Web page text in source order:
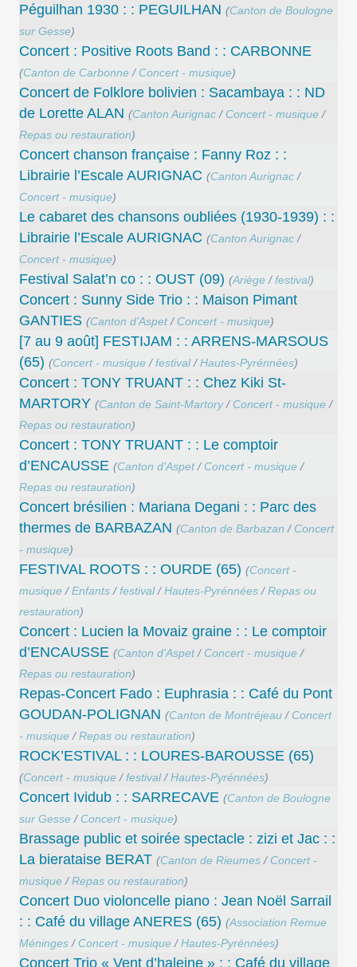
Péguilhan 1930 : : PEGUILHAN (Canton de Boulogne
sur Gesse)
Concert : Positive Roots Band : : CARBONNE
(Canton de Carbonne / Concert - musique)
Concert de Folklore bolivien : Sacambaya : : ND
de Lorette ALAN (Canton Aurignac / Concert - musique /
Repas ou restauration)
Concert chanson française : Fanny Roz : :
Librairie l’Escale AURIGNAC (Canton Aurignac /
Concert - musique)
Le cabaret des chansons oubliées (1930-1939) : :
Librairie l’Escale AURIGNAC (Canton Aurignac /
Concert - musique)
Festival Salat’n co : : OUST (09) (Ariège /festival)
Concert : Sunny Side Trio : : Maison Pimant
GANTIES (Canton d’Aspet/ Concert - musique)
[7 au 9 août] FESTIJAM : : ARRENS-MARSOUS
(65) (Concert - musique /festival/Hautes-Pyrénnées)
Concert : TONY TRUANT : : Chez Kiki St-
MARTORY (Canton de Saint-Martory/ Concert - musique /
Repas ou restauration)
Concert : TONY TRUANT : : Le comptoir
d’ENCAUSSE (Canton d’Aspet/ Concert - musique /
Repas ou restauration)
Concert brésilien : Mariana Degani : : Parc des
thermes de BARBAZAN (Canton de Barbazan / Concert
- musique)
FESTIVAL ROOTS : : OURDE (65) (Concert -
musique /Enfants /festival/Hautes-Pyrénnées /Repas ou
restauration)
Concert : Lucien la Movaiz graine : : Le comptoir
d’ENCAUSSE (Canton d’Aspet/ Concert - musique /
Repas ou restauration)
Repas-Concert Fado : Euphrasia : : Café du Pont
GOUDAN-POLIGNAN (Canton de Montréjeau / Concert
- musique /Repas ou restauration)
ROCK’ESTIVAL : : LOURES-BAROUSSE (65)
(Concert - musique /festival/Hautes-Pyrénnées)
Concert Ividub : : SARRECAVE (Canton de Boulogne
sur Gesse / Concert - musique)
Brassage public et soirée spectacle : zizi et Jac : :
La bierataise BERAT (Canton de Rieumes / Concert -
musique /Repas ou restauration)
Concert Duo violoncelle piano : Jean Noël Sarrail
: : Café du village ANERES (65) (Association Remue
Méninges / Concert - musique /Hautes-Pyrénnées)
Concert Trio « Vent d’haleine » : : Café du village